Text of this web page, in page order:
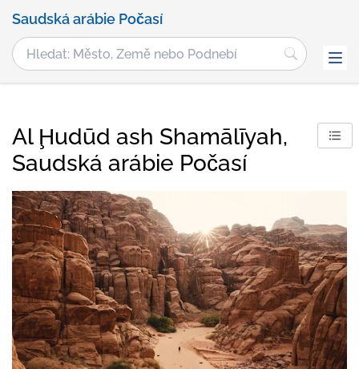
Saudská arábie Počasí
Al Ḩudūd ash Shamālīyah,
Saudská arábie Počasí